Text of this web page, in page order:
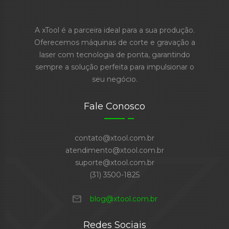
A xTool é a parceira ideal para a sua produção.
Oferecemos máquinas de corte e gravação a
laser com tecnologia de ponta, garantindo
sempre a solução perfeita para impulsionar o
seu negócio.
Fale Conosco
contato@xtool.com.br
atendimento@xtool.com.br
suporte@xtool.com.br
(31) 3500-1825
mail blog@xtool.com.br
Redes Sociais